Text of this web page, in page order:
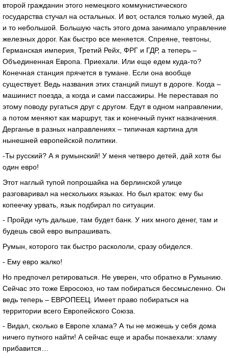
второй гражданин этого немецкого коммунистического
государства стучал на остальных. И вот, остался только музей, да
и то небольшой. Большую часть этого дома занимало управление
железных дорог. Как быстро все меняется. Спреяне, тевтоны,
Германская империя, Третий Рейх, ФРГ и ГДР, а теперь –
Объединенная Европа. Приехали. Или еще едем куда-то?
Конечная станция прячется в тумане. Если она вообще
существует. Ведь названия этих станций пишут в дороге. Когда –
машинист поезда, а когда и сами пассажиры. Не переставая по
этому поводу ругаться друг с другом. Едут в одном направлении,
а потом меняют как маршрут, так и конечный пункт назначения.
Дерганье в разных направлениях – типичная картина для
нынешней европейской политики.
-Ты русский? А я румынский! У меня четверо детей, дай хотя бы
один евро!
Этот наглый тупой попрошайка на берлинской улице
разговаривал на нескольких языках. Но был краток: ему бы
копеечку урвать, язык подбирал по ситуации.
- Пройди чуть дальше, там будет банк. У них много денег, там и
будешь свой евро выпрашивать.
Румын, которого так быстро раскололи, сразу обиделся.
- Ему евро жалко!
Но предпочел ретироваться. Не уверен, что обратно в Румынию.
Сейчас это тоже Евросоюз, но там побираться бессмысленно. Он
ведь теперь – ЕВРОПЕЕЦ. Имеет право побираться на
территории всего Европейского Союза.
- Видал, сколько в Европе хлама? А ты не можешь у себя дома
ничего путного найти! А сейчас еще и арабы понаехали: хламу
прибавится…